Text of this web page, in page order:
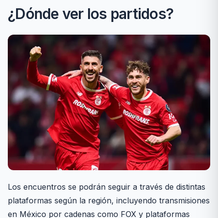
¿Dónde ver los partidos?
Los encuentros se podrán seguir a través de distintas
plataformas según la región, incluyendo transmisiones
en México por cadenas como FOX y plataformas